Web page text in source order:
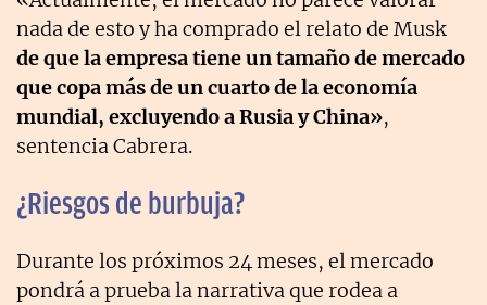
nada de esto y ha comprado el relato de Musk
de que la empresa tiene un tamaño de mercado
que copa más de un cuarto de la economía
mundial, excluyendo a Rusia y China»,
sentencia Cabrera.
¿Riesgos de burbuja?
Durante los próximos 24 meses, el mercado
pondrá a prueba la narrativa que rodea a